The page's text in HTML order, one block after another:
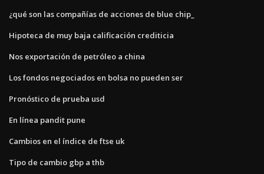
¿qué son las compañías de acciones de blue chip_
Hipoteca de muy baja calificación crediticia
Nos exportación de petróleo a china
Los fondos negociados en bolsa no pueden ser
Pronóstico de prueba usd
En línea pandit pune
Cambios en el índice de ftse uk
Tipo de cambio gbp a thb